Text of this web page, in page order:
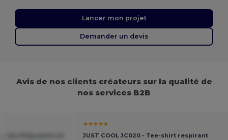
Lancer mon projet
Demander un devis
Avis de nos clients créateurs sur la qualité de
nos services B2B
★★★★★
JUST COOL JC020 - Tee-shirt respirant